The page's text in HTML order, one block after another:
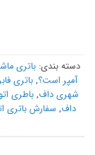
دسته بندی:باتری
آمپر است؟,باتری
شهری داف, باطری
داف, سفارش باتری